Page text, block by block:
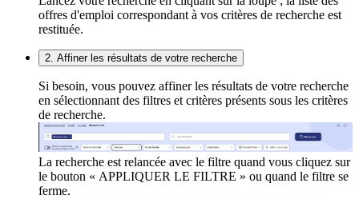
offres d'emploi correspondant à vos critères de recherche est
restituée.
2. Affiner les résultats de votre recherche
Si besoin, vous pouvez affiner les résultats de votre recherche
en sélectionnant des filtres et critères présents sous les critères
de recherche.
La recherche est relancée avec le filtre quand vous cliquez sur
le bouton « APPLIQUER LE FILTRE » ou quand le filtre se
ferme.